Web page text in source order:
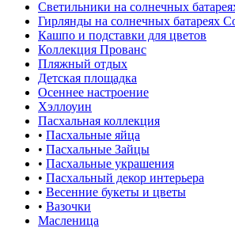
Светильники на солнечных
Гирлянды на солнечных батареях
Кашпо и подставки для цветов
Коллекция Прованс
Пляжный отдых
Детская площадка
Осеннее настроение
Хэллоуин
Пасхальная коллекция
• Пасхальные яйца
• Пасхальные Зайцы
• Пасхальные украшения
• Пасхальный декор интерьера
• Весенние букеты и цветы
• Вазочки
Масленица